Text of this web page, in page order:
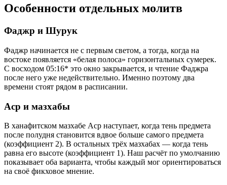
Особенности отдельных молитв
Фаджр и Шурук
Фаджр начинается не с первым светом, а тогда, когда на
востоке появляется «белая полоса» горизонтальных сумерек.
С восходом 05:16* это окно закрывается, и чтение Фаджра
после него уже недействительно. Именно поэтому два
времени стоят рядом в расписании.
Аср и мазхабы
В ханафитском мазхабе Аср наступает, когда тень предмета
после полудня становится вдвое больше самого предмета
(коэффициент 2). В остальных трёх мазхабах — когда тень
равна его высоте (коэффициент 1). Наш расчёт по умолчанию
показывает оба варианта, чтобы каждый мог ориентироваться
на своё фикховое мнение.